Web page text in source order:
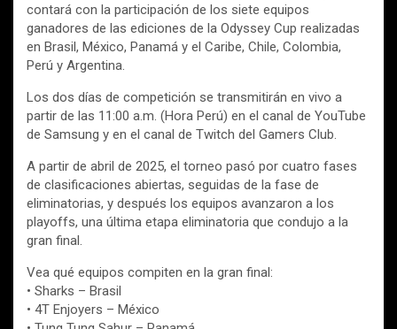
contará con la participación de los siete equipos
ganadores de las ediciones de la Odyssey Cup realizadas
en Brasil, México, Panamá y el Caribe, Chile, Colombia,
Perú y Argentina.
Los dos días de competición se transmitirán en vivo a
partir de las 11:00 a.m. (Hora Perú) en el canal de YouTube
de Samsung y en el canal de Twitch del Gamers Club.
A partir de abril de 2025, el torneo pasó por cuatro fases
de clasificaciones abiertas, seguidas de la fase de
eliminatorias, y después los equipos avanzaron a los
playoffs, una última etapa eliminatoria que condujo a la
gran final.
Vea qué equipos compiten en la gran final:
• Sharks – Brasil
• 4T Enjoyers – México